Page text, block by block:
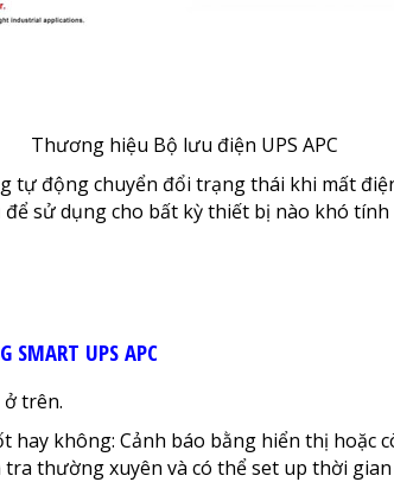
Bộ lưu điện UPS APC
tự động chuyển đổi trạng thái khi mất
sử dụng cho bất kỳ thiết bị nào khó tính
SMART UPS APC
trên.
hay không: Cảnh báo bằng hiển thị hoặc
thường xuyên và có thể set up thời